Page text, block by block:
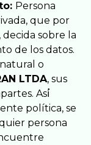
Persona
que por
decida sobre la
de los datos.
o
LTDA, sus
Así́
política, se
persona